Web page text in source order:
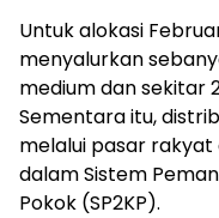
Untuk alokasi
menyalurkan
medium dan sekitar
Sementara itu,
melalui pasar
dalam Sistem
Pokok (SP2KP).